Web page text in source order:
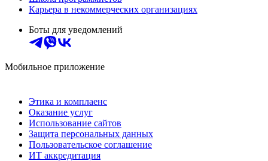
Карьера в некоммерческих организациях
Боты для уведомлений
Мобильное приложение
Этика и комплаенс
Оказание услуг
Использование сайтов
Защита персональных данных
Пользовательское соглашение
ИТ аккредитация